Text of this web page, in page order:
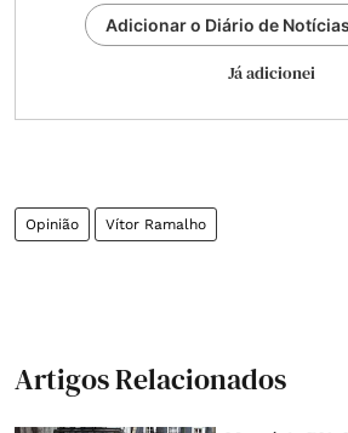
Adicionar o Diário de
Já adicionei
Opinião Vítor Ramalho
Artigos Relacionados